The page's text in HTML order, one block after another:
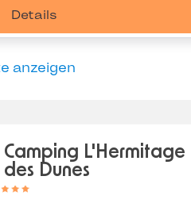
Details
anzeigen
Camping L'Hermitage
des Dunes